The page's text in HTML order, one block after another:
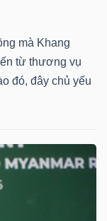
mà Khang
từ thương vụ
đó, đây chủ yếu